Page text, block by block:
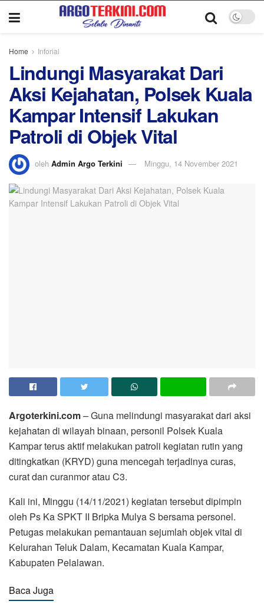
Home Inforial
Lindungi Masyarakat Dari
Aksi Kejahatan, Polsek Kuala
Kampar Intensif Lakukan
Patroli di Objek Vital
oleh Admin Argo Terkini Minggu, 14 November 2021
Argoterkini.com– Guna melindungi masyarakat dari aksi
kejahatan di wilayah binaan, personil Polsek Kuala
Kampar terus aktif melakukan patroli kegiatan rutin yang
ditingkatkan (KRYD) guna mencegah terjadinya curas,
curat dan curanmor atau C3.
Kali ini, Minggu (14/11/2021) kegiatan tersebut dipimpin
oleh Ps Ka SPKT II Bripka Mulya S bersama personel.
Petugas melakukan pemantauan sejumlah objek vital di
Kelurahan Teluk Dalam, Kecamatan Kuala Kampar,
Kabupaten Pelalawan.
Baca Juga